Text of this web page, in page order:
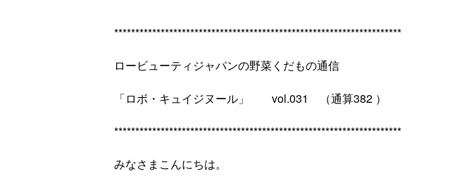
********************************************************************
ロービューティジャパンの野菜くだもの通信
「ロボ・キュイジヌール」 vol.031 （通算382 ）
********************************************************************
みなさまこんにちは。